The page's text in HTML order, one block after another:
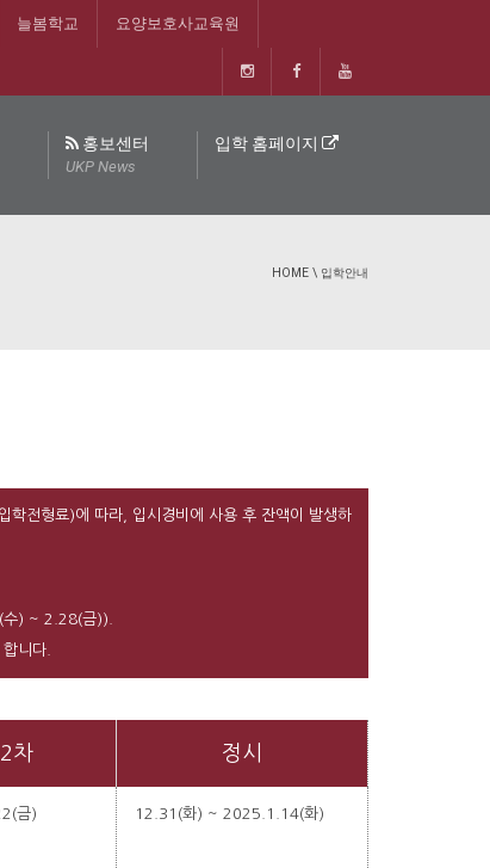
늘봄학교 요양보호사교육원
홍보센터
UKP News
입학 홈페이지
HOME \ 입학안내
학전형료)에 따라, 입시경비에 사용 후 잔액이 발생하
수) ~ 2.28(금)).
니다.
차 정시
금) 12.31(화) ~ 2025.1.14(화)